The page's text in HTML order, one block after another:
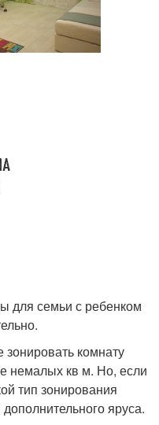
для семьи с ребенком
зонировать комнату
немалых кв м. Но, если
тип зонирования
яруса.